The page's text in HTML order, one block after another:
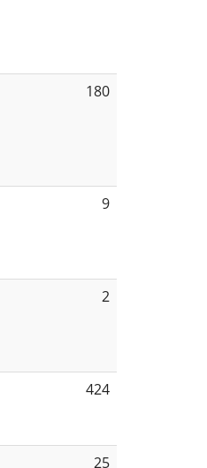
180
9
2
424
25